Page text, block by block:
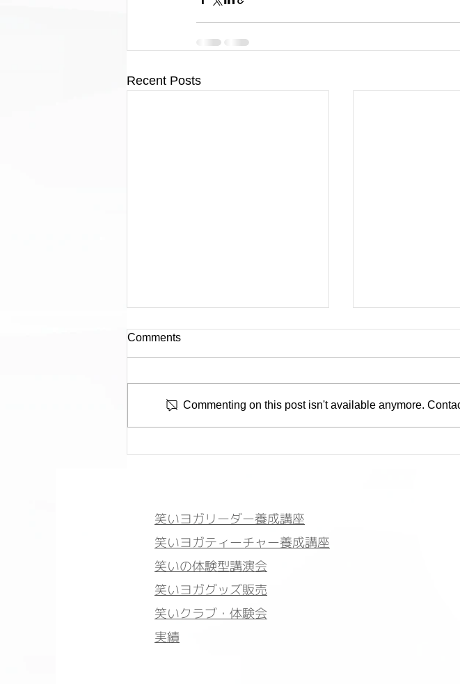
Recent Posts
夏季休業のお知
Comments
Commenting on this post isn't available anymore.
笑いヨガリーダー養成講座
笑いヨガティーチャー養成講座
笑いの体験型講演会
笑いヨガグッズ販売
笑いクラブ・体験会
実績